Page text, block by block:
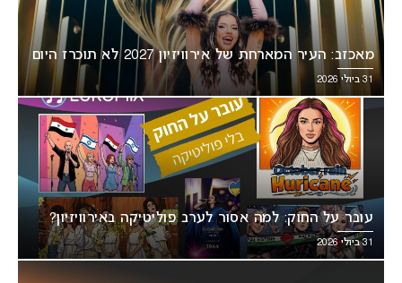
מאכזב: העיר המארחת של אירוויזיון 2027 לא תוכרז היום
31 ביולי 2026
עובר על החוק: למה אסור לערב פוליטיקה באירוויזיון?
31 ביולי 2026